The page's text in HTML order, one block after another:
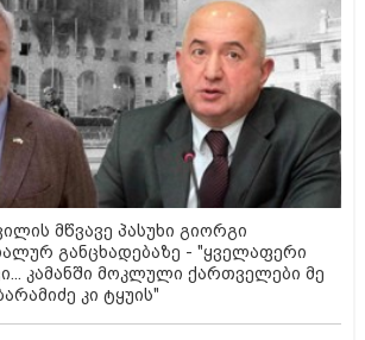
მწვავე პასუხი გიორგი
განცხადებაზე - "ყველაფერი
კამანში მოკლული ქართველები მე
კი ტყუის"